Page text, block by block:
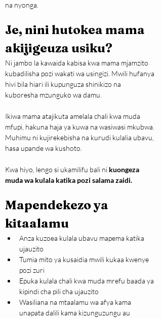
na nyonga.
Je, nini hutokea mama
akijigeuza usiku?
Ni jambo la kawaida kabisa kwa mama mjamzito
kubadilisha pozi wakati wa usingizi. Mwili hufanya
hivi bila hiari ili kupunguza shinikizo na
kuboresha mzunguko wa damu.
Ikiwa mama atajikuta amelala chali kwa muda
mfupi, hakuna haja ya kuwa na wasiwasi mkubwa.
Muhimu ni kujirekebisha na kurudi kulalia ubavu,
hasa upande wa kushoto.
Kwa hiyo, lengo si ukamilifu bali ni kuongeza
muda wa kulala katika pozi salama zaidi.
Mapendekezo ya
kitaalamu
Anza kuzoea kulala ubavu mapema katika
ujauzito
Tumia mito ya kusaidia mwili kukaa kwenye
pozi zuri
Epuka kulala chali kwa muda mrefu baada ya
kipindi cha pili cha ujauzito
Wasiliana na mtaalamu wa afya kama
unapata dalili kama kizunguzungu au